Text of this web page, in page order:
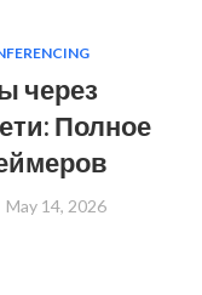
через
Полное
May 14, 2026